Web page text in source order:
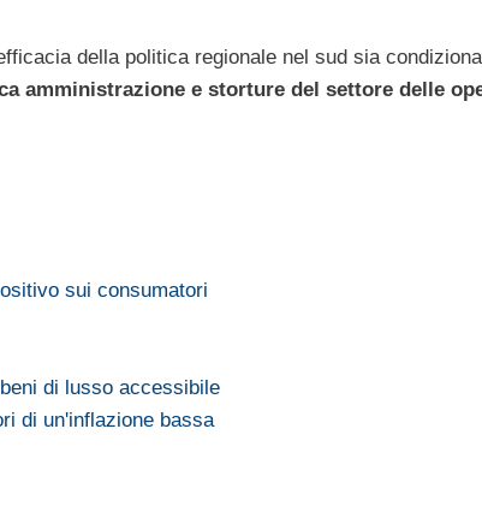
della politica regionale nel sud sia
amministrazione e storture del settore delle
sui consumatori
di lusso accessibile
di un'inflazione bassa